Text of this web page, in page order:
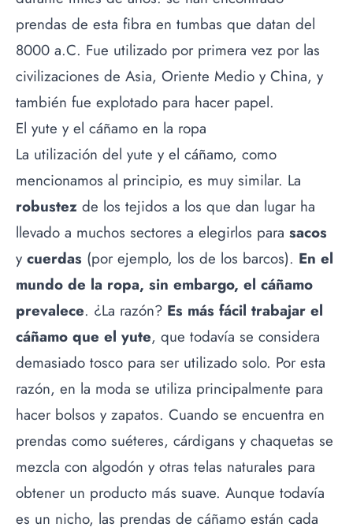
prendas de esta fibra en tumbas que datan del
8000 a.C. Fue utilizado por primera vez por las
civilizaciones de Asia, Oriente Medio y China, y
también fue explotado para hacer papel.
El yute y el cáñamo en la ropa
La utilización del yute y el cáñamo, como
mencionamos al principio, es muy similar. La
robustez de los tejidos a los que dan lugar ha
llevado a muchos sectores a elegirlos para sacos
y cuerdas (por ejemplo, los de los barcos). En el
mundo de la ropa, sin embargo, el cáñamo
prevalece. ¿La razón? Es más fácil trabajar el
cáñamo que el yute, que todavía se considera
demasiado tosco para ser utilizado solo. Por esta
razón, en la moda se utiliza principalmente para
hacer bolsos y zapatos. Cuando se encuentra en
prendas como suéteres, cárdigans y chaquetas se
mezcla con algodón y otras telas naturales para
obtener un producto más suave. Aunque todavía
es un nicho, las prendas de cáñamo están cada